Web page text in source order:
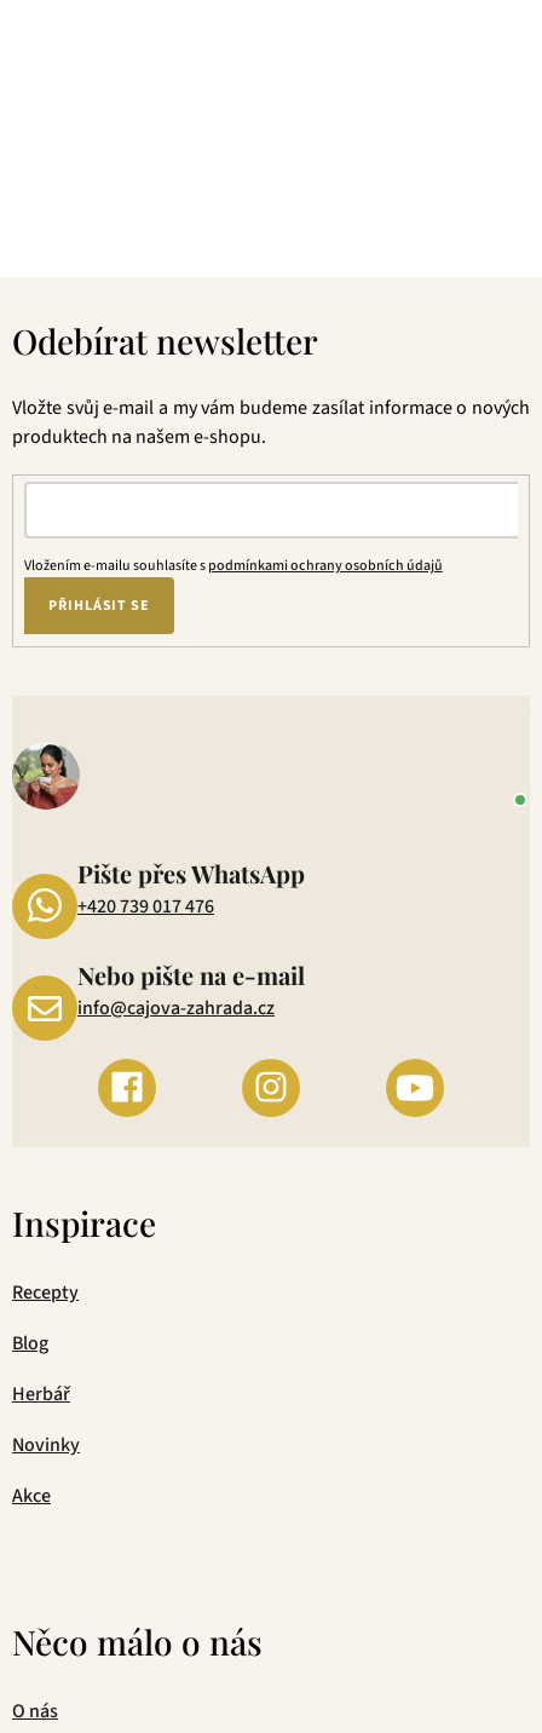
Odebírat newsletter
Vložte svůj e-mail a my vám budeme zasílat informace o nových
produktech na našem e-shopu.
Vložením e-mailu souhlasíte spodmínkami ochrany osobních údajů
PŘIHLÁSIT SE
Pište přes WhatsApp
+420 739 017 476
Nebo pište na e-mail
info@cajova-zahrada.cz
Inspirace
Recepty
Blog
Herbář
Novinky
Akce
Něco málo o nás
O nás